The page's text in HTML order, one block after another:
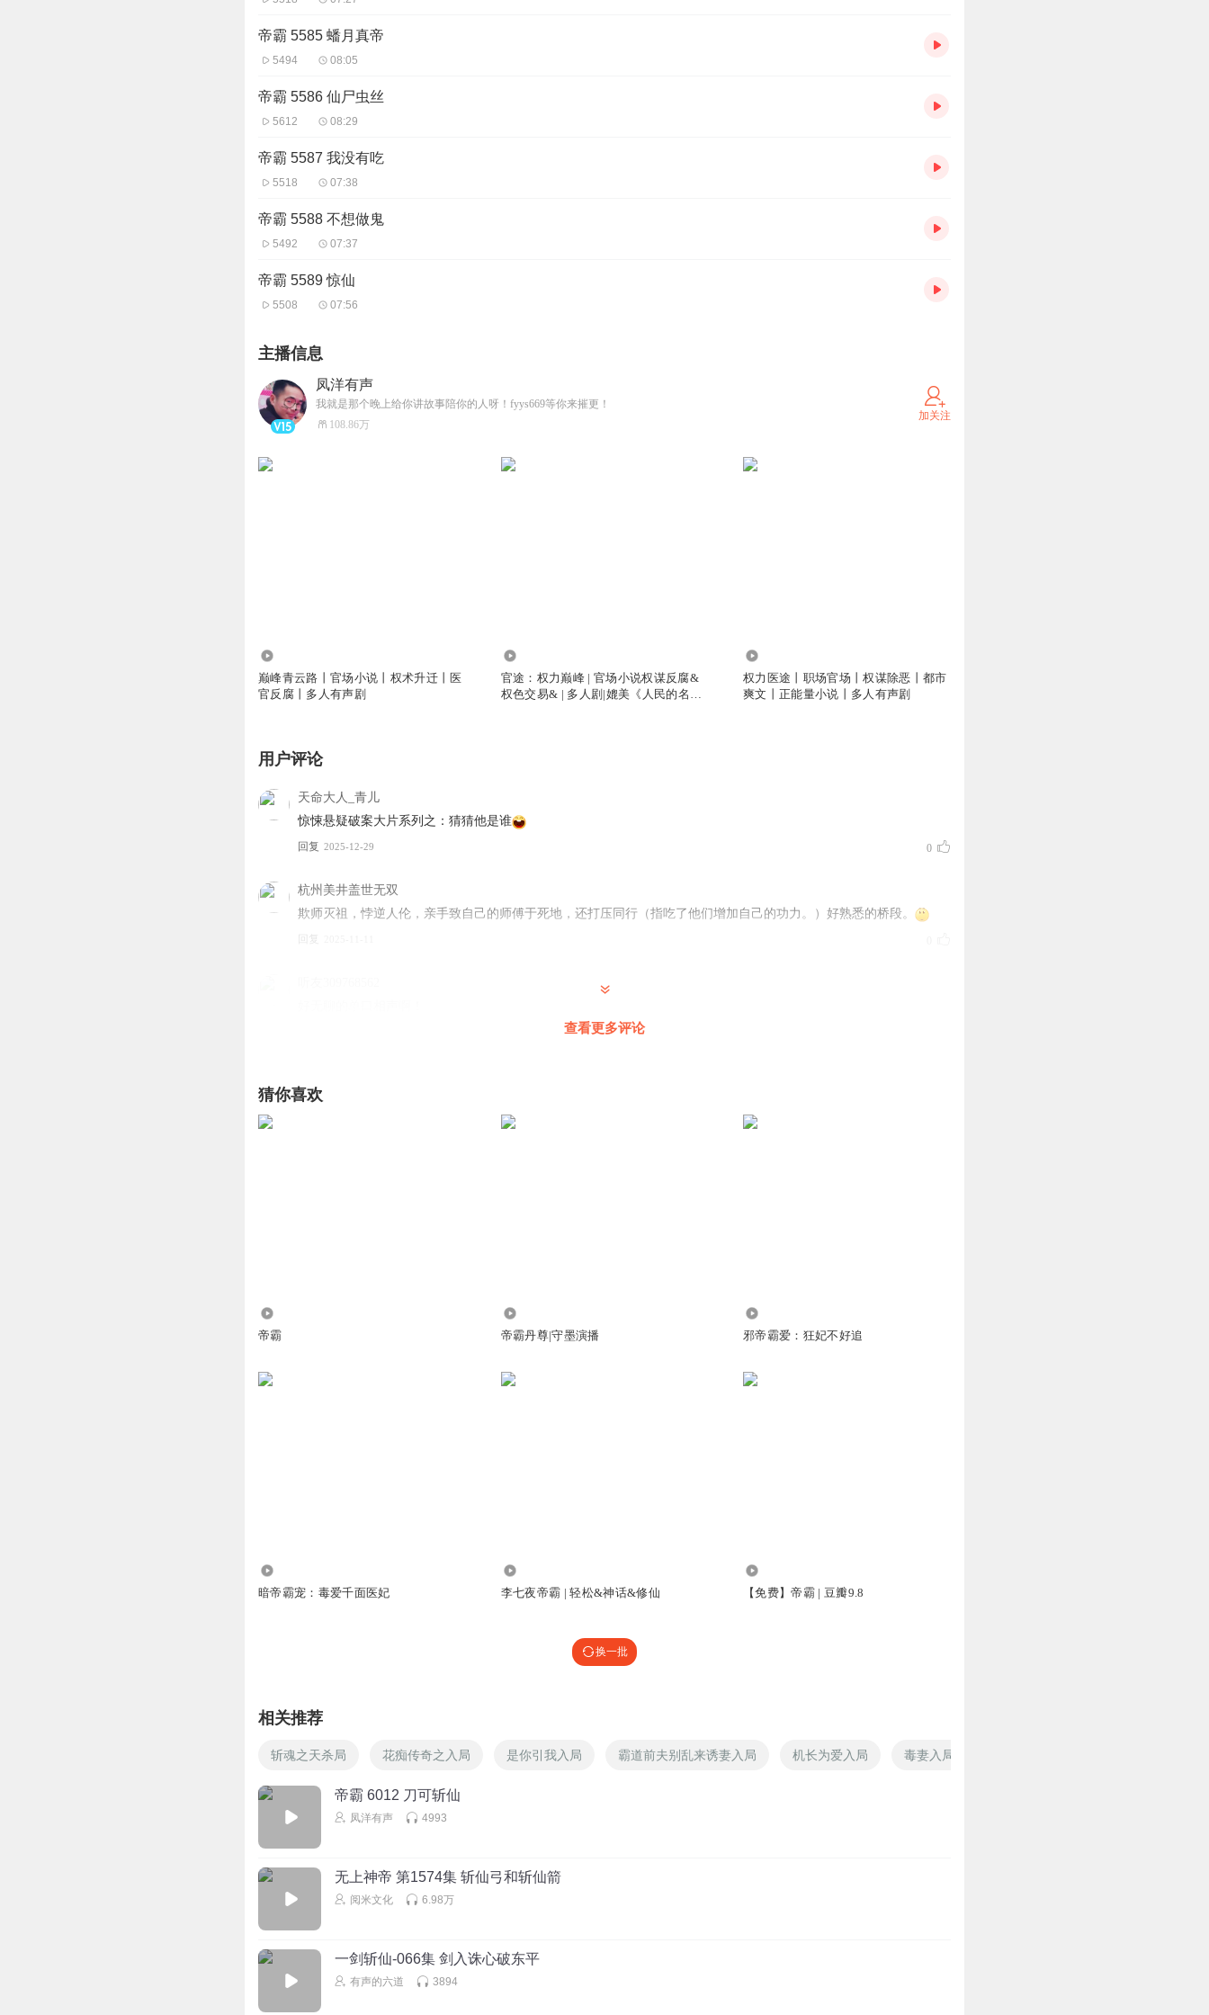
帝霸 5585 蟠月真帝
5494 08:05
帝霸 5586 仙尸虫丝
5612 08:29
帝霸 5587 我没有吃
5518 07:38
帝霸 5588 不想做鬼
5492 07:37
帝霸 5589 惊仙
5508 07:56
主播信息
凤洋有声
我就是那个晚上给你讲故事陪你的人呀！fyys669等你来摧更！
108.86万
加关注
巅峰青云路丨官场小说丨权术升迁丨医
官反腐丨多人有声剧
官途：权力巅峰 | 官场小说权谋反腐&
权色交易& | 多人剧|媲美《人民的名
权力医途丨职场官场丨权谋除恶丨都市
爽文丨正能量小说丨多人有声剧
用户评论
天命大人_青儿
惊悚悬疑破案大片系列之：猜猜他是谁
回复 2025-12-29 0
杭州美井盖世无双
欺师灭祖，悖逆人伦，亲手致自己的师傅于死地，还打压同行（指吃了他们增加自己的功力。）好熟悉的桥段。
回复
查看更多评论
猜你喜欢
帝霸 帝霸丹尊|守墨演播 邪帝霸爱：狂妃不好追
暗帝霸宠：毒爱千面医妃 李七夜帝霸 | 轻松&神话&修仙 【免费】帝霸 | 豆瓣9.8
换一批
相关推荐
斩魂之天杀局 花痴传奇之入局 是你引我入局 霸道前夫别乱来诱妻入局 机长为爱入局 毒妻入局
帝霸 6012 刀可斩仙
凤洋有声 4993
无上神帝 第1574集 斩仙弓和斩仙箭
阅米文化 6.98万
一剑斩仙-066集 剑入诛心破东平
有声的六道 3894